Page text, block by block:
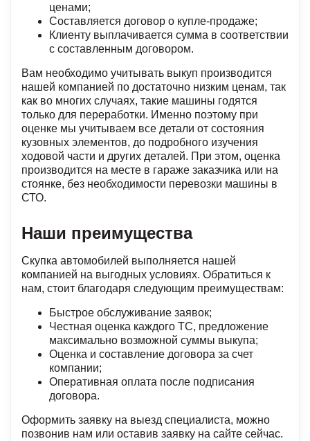
ценами;
Составляется договор о купле-продаже;
Клиенту выплачивается сумма в соответствии
с составленным договором.
Вам необходимо учитывать выкуп производится
нашей компанией по достаточно низким ценам, так
как во многих случаях, такие машины годятся
только для переработки. Именно поэтому при
оценке мы учитываем все детали от состояния
кузовных элементов, до подробного изучения
ходовой части и других деталей. При этом, оценка
производится на месте в гараже заказчика или на
стоянке, без необходимости перевозки машины в
СТО.
Наши преимущества
Скупка автомобилей выполняется нашей
компанией на выгодных условиях. Обратиться к
нам, стоит благодаря следующим преимуществам:
Быстрое обслуживание заявок;
Честная оценка каждого ТС, предложение
максимально возможной суммы выкупа;
Оценка и составление договора за счет
компании;
Оперативная оплата после подписания
договора.
Оформить заявку на выезд специалиста, можно
позвонив нам или оставив заявку на сайте сейчас.